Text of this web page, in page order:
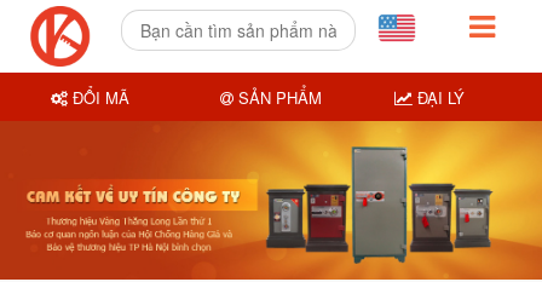
ĐỔI MÃ SẢN PHẨM ĐẠI LÝ